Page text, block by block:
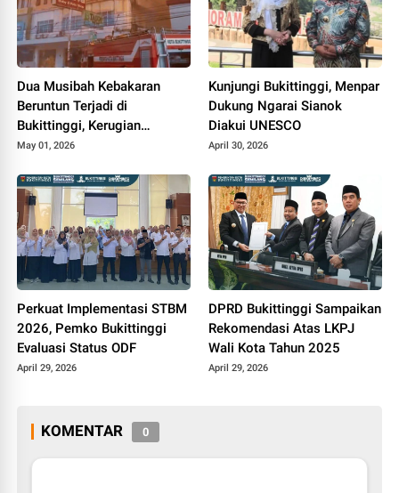
Dua Musibah Kebakaran
Beruntun Terjadi di
Bukittinggi, Kerugian
Ditaksir Miliaran
May 01, 2026
Kunjungi Bukittinggi, Menpar
Dukung Ngarai Sianok
Diakui UNESCO
April 30, 2026
Perkuat Implementasi STBM
2026, Pemko Bukittinggi
Evaluasi Status ODF
April 29, 2026
DPRD Bukittinggi Sampaikan
Rekomendasi Atas LKPJ
Wali Kota Tahun 2025
April 29, 2026
KOMENTAR 0